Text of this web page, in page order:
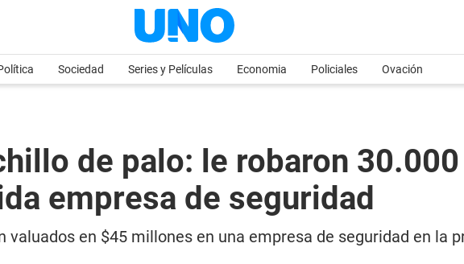
Sociedad Series y Películas Economia Policiales Ovación
de palo: le robaron
empresa de seguridad
en $45 millones en una empresa de seguridad en la